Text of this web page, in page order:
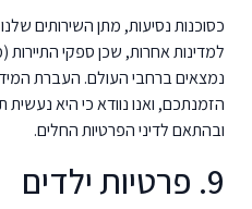
כסוכנות נסיעות, מתן השירותים
למדינות אחרות, שכן ספקי התיירות
נמצאים ברחבי העולם. העברת
הזמנתכם, ואנו נוודא כי היא נעשית
ובהתאם לדיני הפרטיות החלים.
9. פרטיות ילדים